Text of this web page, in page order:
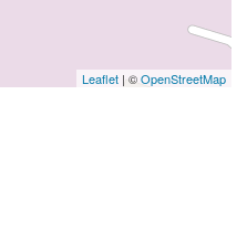
Leaflet | ©OpenStreetMap